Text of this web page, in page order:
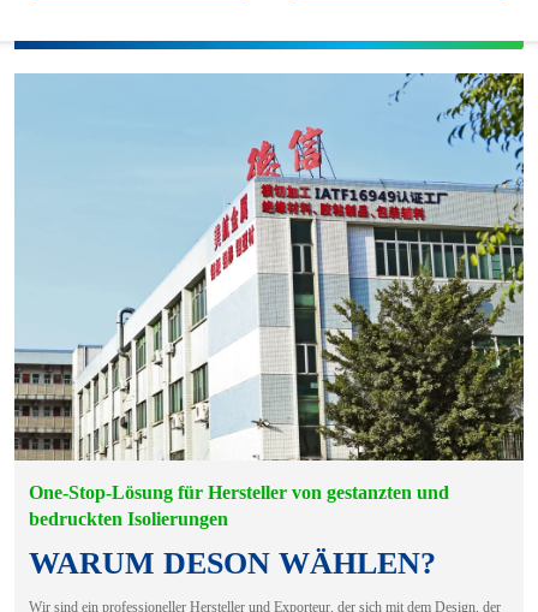
One-Stop-Lösung für Hersteller von gestanzten und
bedruckten Isolierungen
WARUM DESON WÄHLEN?
Wir sind ein professioneller Hersteller und Exporteur, der sich mit dem Design, der